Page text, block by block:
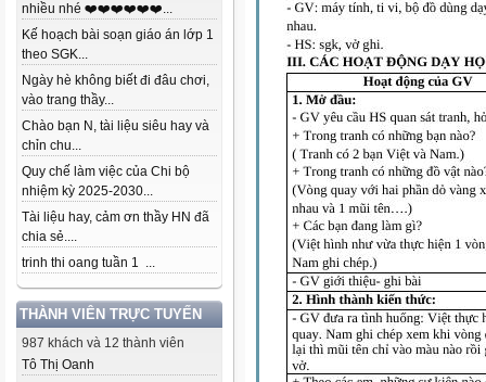
nhiều nhé ❤️❤️❤️❤️❤️❤️...
Kế hoạch bài soạn giáo án lớp 1
theo SGK...
Ngày hè không biết đi đâu chơi,
vào trang thầy...
Chào bạn N, tài liệu siêu hay và
chỉn chu...
Quy chế làm việc của Chi bộ
nhiệm kỳ 2025-2030...
Tài liệu hay, cảm ơn thầy HN đã
chia sẻ....
trinh thi oang tuần 1 ...
THÀNH VIÊN TRỰC TUYẾN
987 khách và 12 thành viên
Tô Thị Oanh